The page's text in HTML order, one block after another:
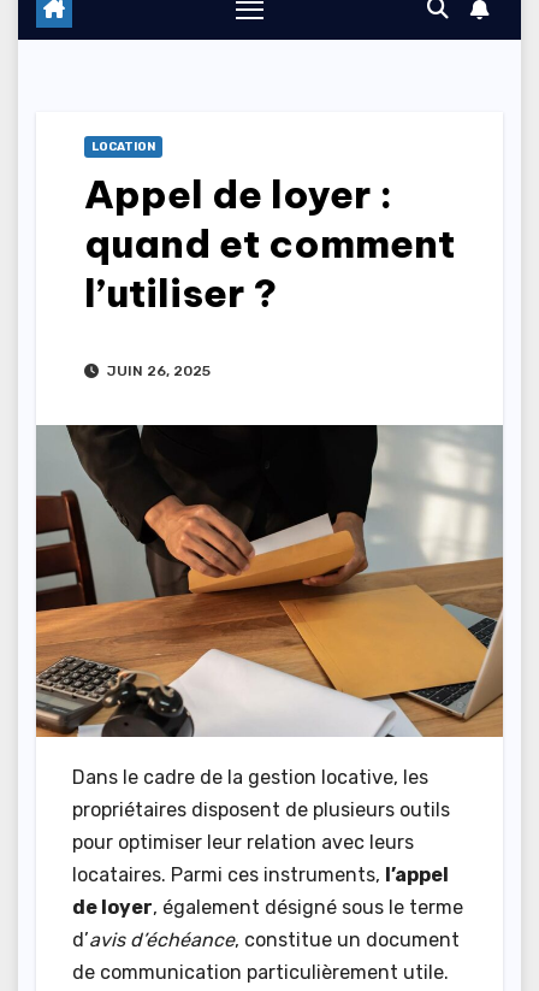
LOCATION
Appel de loyer :
quand et comment
l’utiliser ?
JUIN 26, 2025
Dans le cadre de la gestion locative, les
propriétaires disposent de plusieurs outils
pour optimiser leur relation avec leurs
locataires. Parmi ces instruments, l’appel
de loyer, également désigné sous le terme
d’avis d’échéance, constitue un document
de communication particulièrement utile.